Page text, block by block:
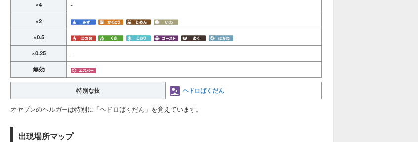
×4 -
×2
×0.5
×0.25
-
無効
特別な技 ヘドロばくだん
オヤブンのヘルガーは特別に「ヘドロばくだん」を覚えています。
出現場所マップ